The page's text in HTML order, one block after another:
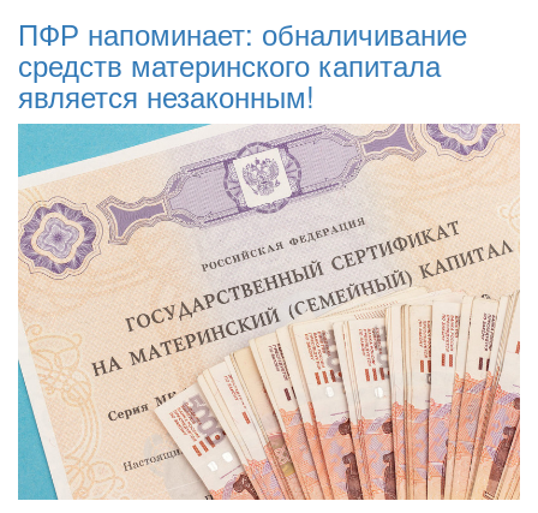
ПФР напоминает: обналичивание
средств материнского капитала
является незаконным!